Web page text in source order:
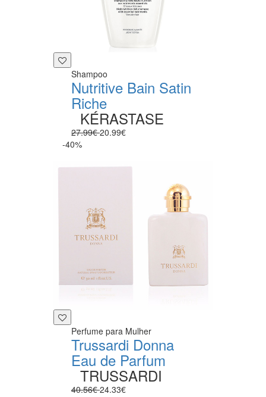
Shampoo
Nutritive Bain Satin
Riche
KÉRASTASE
27.99€20.99€
-40%
Perfume para Mulher
Trussardi Donna
Eau de Parfum
TRUSSARDI
40.56€24.33€